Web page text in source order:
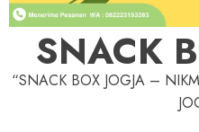
SNACK
“SNACK BOX JOGJA –